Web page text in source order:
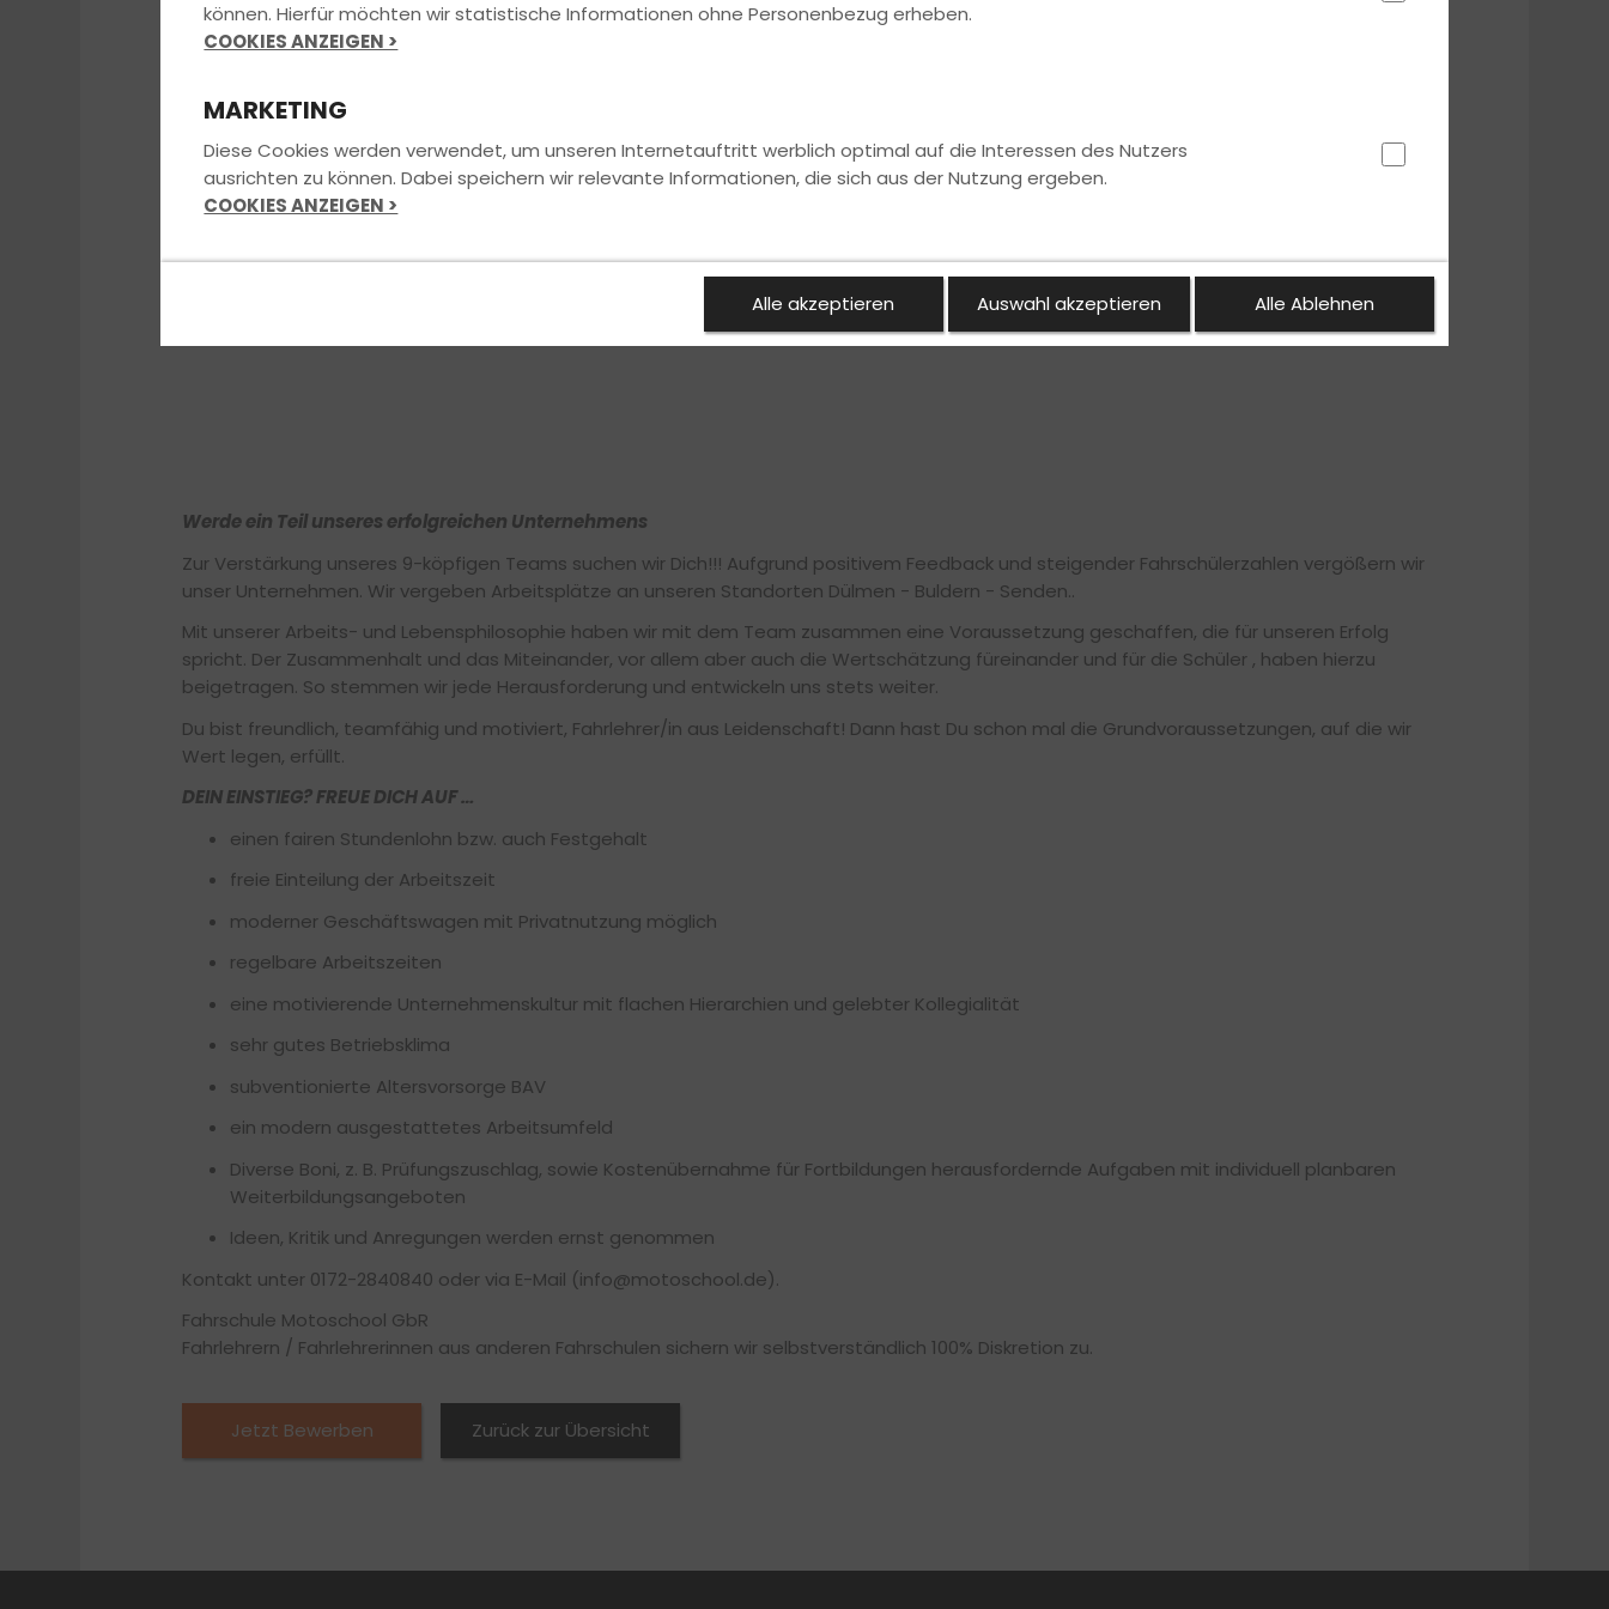
Werde ein Teil unseres erfolgreichen Unternehmens
Zur Verstärkung unseres 9-köpfigen Teams suchen wir Dich!!! Aufgrund positivem Feedback und steigender Fahrschülerzahlen vergößern wir
unser Unternehmen. Wir vergeben Arbeitsplätze an unseren Standorten Dülmen - Buldern - Senden..
Mit unserer Arbeits- und Lebensphilosophie haben wir mit dem Team zusammen eine Voraussetzung geschaffen, die für unseren Erfolg
spricht. Der Zusammenhalt und das Miteinander, vor allem aber auch die Wertschätzung füreinander und für die Schüler , haben hierzu
beigetragen. So stemmen wir jede Herausforderung und entwickeln uns stets weiter.
Du bist freundlich, teamfähig und motiviert, Fahrlehrer/in aus Leidenschaft! Dann hast Du schon mal die Grundvoraussetzungen, auf die wir
Wert legen, erfüllt.
DEIN EINSTIEG? FREUE DICH AUF …
einen fairen Stundenlohn bzw. auch Festgehalt
freie Einteilung der Arbeitszeit
moderner Geschäftswagen mit Privatnutzung möglich
regelbare Arbeitszeiten
eine motivierende Unternehmenskultur mit flachen Hierarchien und gelebter Kollegialität
sehr gutes Betriebsklima
subventionierte Altersvorsorge BAV
ein modern ausgestattetes Arbeitsumfeld
Diverse Boni, z. B. Prüfungszuschlag, sowie Kostenübernahme für Fortbildungen herausfordernde Aufgaben mit individuell planbaren
Weiterbildungsangeboten
Ideen, Kritik und Anregungen werden ernst genommen
Kontakt unter 0172-2840840 oder via E-Mail (info@motoschool.de).
Fahrschule Motoschool GbR
Fahrlehrern / Fahrlehrerinnen aus anderen Fahrschulen sichern wir selbstverständlich 100% Diskretion zu.
Jetzt Bewerben Zurück zur Übersicht
können. Hierfür möchten wir statistische Informationen ohne Personenbezug erheben.
COOKIES ANZEIGEN >
MARKETING
Diese Cookies werden verwendet, um unseren Internetauftritt werblich optimal auf die Interessen des Nutzers
ausrichten zu können. Dabei speichern wir relevante Informationen, die sich aus der Nutzung ergeben.
COOKIES ANZEIGEN >
Alle akzeptieren Auswahl akzeptieren Alle Ablehnen